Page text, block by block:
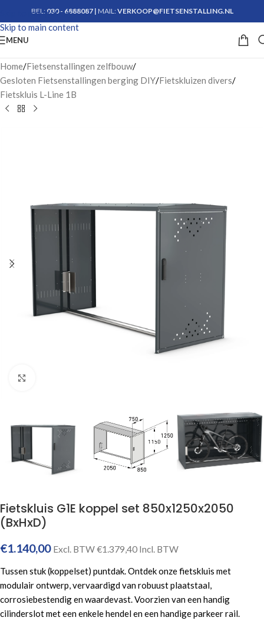
Skip to navigation
Skip to main content
BEL: 030 - 6888087| MAIL:VERKOOP@FIETSENSTALLING.NL
MENU
Home/Fietsenstallingen zelfbouw/
Gesloten Fietsenstallingen berging DIY/Fietskluizen divers/
Fietskluis L-Line 1B
Fietskluis G1E koppel set 850x1250x2050
(BxHxD)
€1.140,00 Excl. BTW€1.379,40 Incl. BTW
Tussen stuk (koppelset) puntdak. Ontdek onze fietskluis met
modulair ontwerp, vervaardigd van robuust plaatstaal,
corrosiebestendig en waardevast. Voorzien van een handig
cilinderslot met een enkele hendel en een handige parkeer rail.